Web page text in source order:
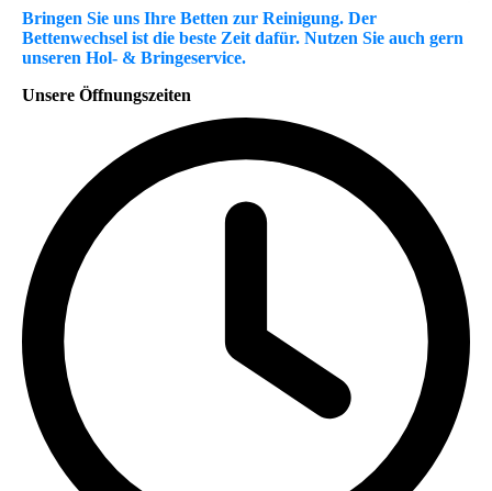
Bringen Sie uns Ihre Betten zur Reinigung. Der
Bettenwechsel ist die beste Zeit dafür. Nutzen Sie auch gern
unseren Hol- & Bringeservice.
Unsere Öffnungszeiten